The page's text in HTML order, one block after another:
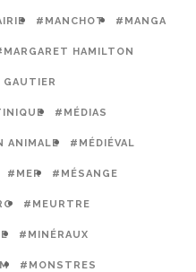
#MANCHOT #MANGA
HAMILTON
#MÉDIAS
ANIMALE #MÉDIÉVAL
#MER #MÉSANGE
#MEURTRE
#MINÉRAUX
#MONSTRES